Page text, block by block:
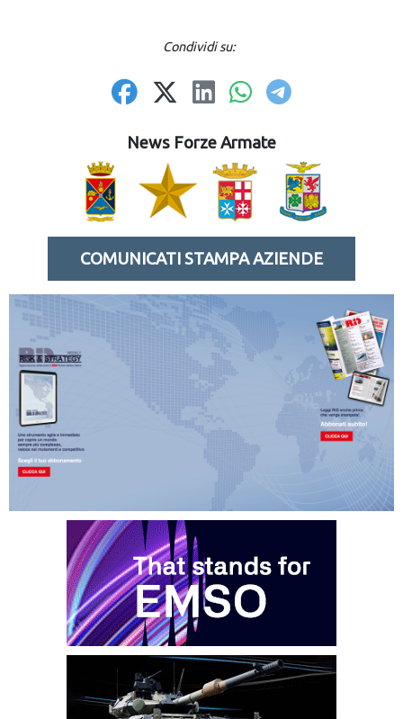
Condividi su:
News Forze Armate
COMUNICATI STAMPA AZIENDE